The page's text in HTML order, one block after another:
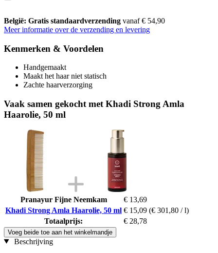
België: Gratis standaardverzending vanaf € 54,90
Meer informatie over de verzending en levering
Kenmerken & Voordelen
Handgemaakt
Maakt het haar niet statisch
Zachte haarverzorging
Vaak samen gekocht met Khadi Strong Amla
Haarolie, 50 ml
Pranayur Fijne Neemkam
€ 13,69
Khadi Strong Amla Haarolie, 50 ml € 15,09 (€ 301,80 / l)
Totaalprijs:
€ 28,78
Voeg beide toe aan het winkelmandje
Beschrijving